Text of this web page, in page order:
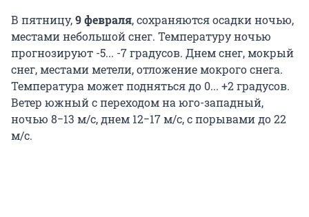
В пятницу,9 февраля, сохраняются осадки ночью,
местами небольшой снег. Температуру ночью
прогнозируют -5... -7 градусов. Днем снег, мокрый
снег, местами метели, отложение мокрого снега.
Температура может подняться до 0... +2 градусов.
Ветер южный с переходом на юго-западный,
ночью 8−13 м/с, днем 12−17 м/с, с порывами до 22
м/с.